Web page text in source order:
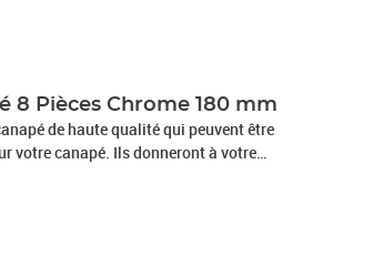
8 Pièces Chrome 180 mm
de haute qualité qui peuvent être
votre canapé. Ils donneront à votre
canapé sont esthétiques et
rapide et très facile.Couleur :
tube : 50 x 180 mm (diamètre x
et stableAssemblage simple et